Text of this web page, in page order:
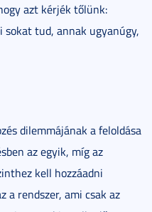
azt kérjék tőlünk:
sokat tud, annak ugyanúgy,
dilemmájának a feloldása
az egyik, míg az
kell hozzáadni
a rendszer, ami csak az